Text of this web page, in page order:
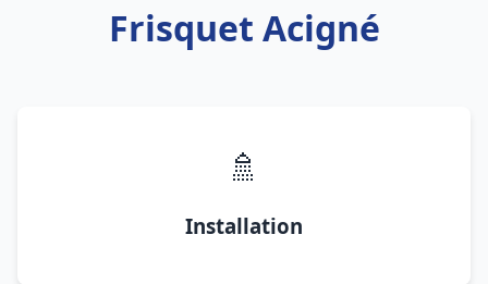
Frisquet Acigné
🚿
Installation